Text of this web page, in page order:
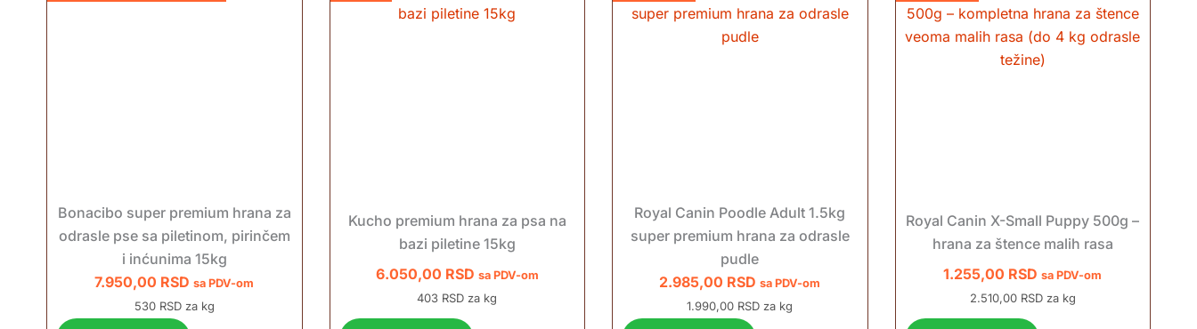
Bonacibo super premium hrana za
odrasle pse sa piletinom, pirinčem
i inćunima 15kg
7.950,00 RSD sa PDV-om
530 RSD za kg
Kucho premium hrana za psa na
bazi piletine 15kg
6.050,00 RSD sa PDV-om
403 RSD za kg
Royal Canin Poodle Adult 1.5kg
super premium hrana za odrasle
pudle
2.985,00 RSD sa PDV-om
1.990,00 RSD za kg
Royal Canin X-Small Puppy 500g –
hrana za štence malih rasa
1.255,00 RSD sa PDV-om
2.510,00 RSD za kg